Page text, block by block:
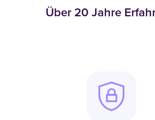
Über 20 Jahre